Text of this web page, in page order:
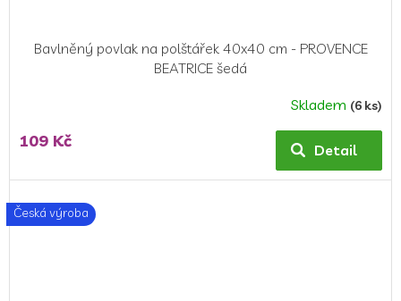
Bavlněný povlak na polštářek 40x40 cm - PROVENCE
BEATRICE šedá
produktu
5,0
z
5
Skladem (6 ks)
109 Kč Detail
Česká výroba